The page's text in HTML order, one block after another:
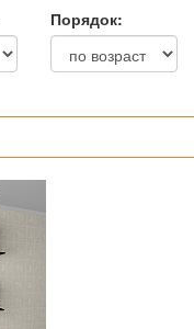
Порядок: